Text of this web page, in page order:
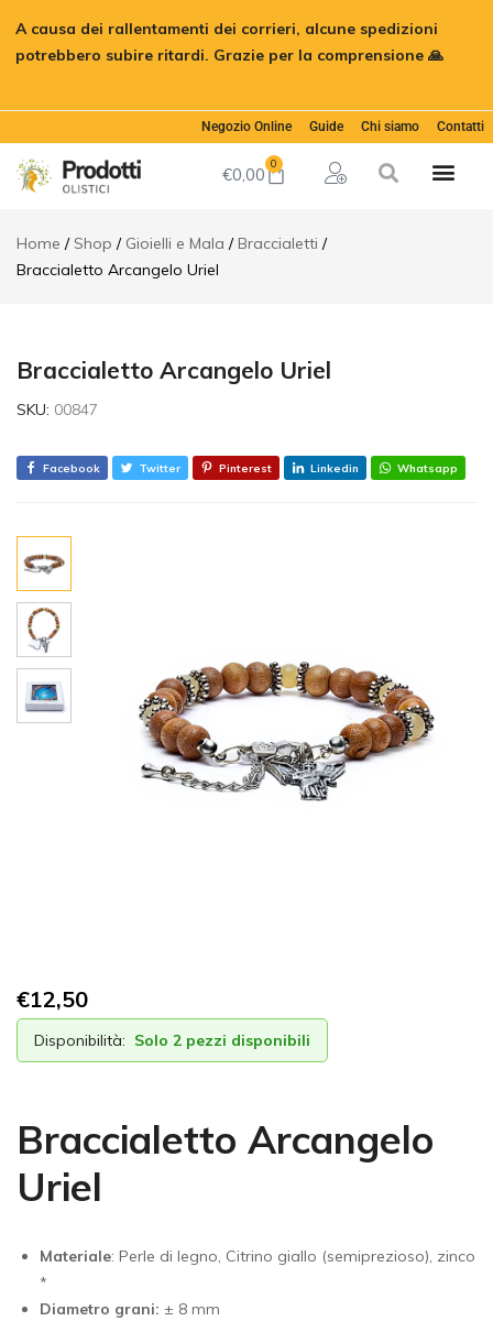
A causa dei rallentamenti dei corrieri, alcune spedizioni
potrebbero subire ritardi. Grazie per la comprensione 🙏
Negozio Online Guide Chi siamo Contatti
€0,00 0
Home Shop Gioielli e Mala
Braccialetti
Braccialetto Arcangelo Uriel
Braccialetto Arcangelo Uriel
SKU: 00847
Facebook Twitter Pinterest Linkedin Whatsapp
€12,50
Disponibilità: Solo 2 pezzi disponibili
Braccialetto Arcangelo
Uriel
Materiale: Perle di legno, Citrino giallo (semiprezioso), zinco
*
Diametro grani: ± 8 mm
Braccialetto
Arcangelo
Uriel
Informazioni
€12,50